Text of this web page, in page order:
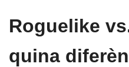
Roguelike
quina